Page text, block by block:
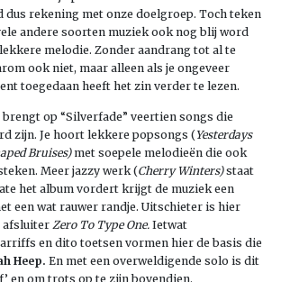
dus rekening met onze doelgroep. Toch teken
andere soorten muziek ook nog blij word
melodie. Zonder aandrang tot al te
ook niet, maar alleen als je ongeveer
toegedaan heeft het zin verder te lezen.
op “Silverfade” veertien songs die
zijn. Je hoort lekkere popsongs (Yesterdays
Bruises) met soepele melodieën die ook
Meer jazzy werk (Cherry Winters)staat
het album vordert krijgt de muziek een
een wat rauwer randje. Uitschieter is hier
afsluiter Zero To Type One. Ietwat
en dito toetsen vormen hier de basis die
Heep. En met een overweldigende solo is dit
en om trots op te zijn bovendien.